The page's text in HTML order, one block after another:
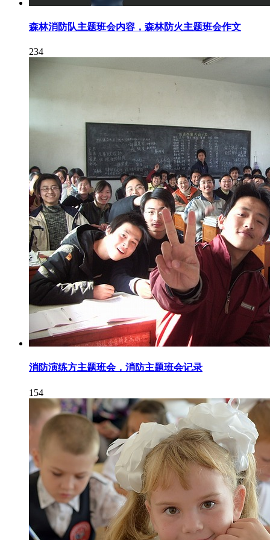
森林消防队主题班会内容，森林防火主题班会作文
234
消防演练方主题班会，消防主题班会记录
154